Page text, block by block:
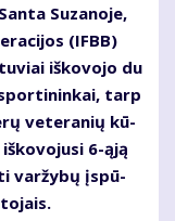
Su­za­no­je,
(IFBB)
iš­ko­vo­jo du
tarp
ve­te­ra­nių kū­
6-ąją
var­žy­bų įspū­